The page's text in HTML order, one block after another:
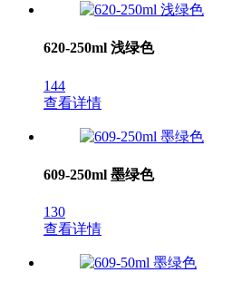
620-250ml 浅绿色
144
查看详情
609-250ml 墨绿色
130
查看详情